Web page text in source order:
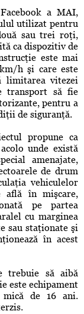
a MAI,
utilizat pentru
sau trei roţi,
ca dispozitiv de
este mai
h şi care este
limitarea vitezei
transport să fie
pentru a
de siguranţă.
propune ca
unde există
amenajate,
de drum
vehiculelor
în mişcare,
pe partea
cu marginea
sau staţionate şi
în acest
trebuie să aibă
este echipament
de 16 ani.